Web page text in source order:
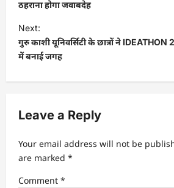
s
t
n
a
v
g
a
t
i
ठहराना होगा जवाबदेह
Next:
गुरु काशी यूनिवर्सिटी के छात्रों ने
में बनाई जगह
Leave a Reply
Your email address will not be
are marked *
Comment *